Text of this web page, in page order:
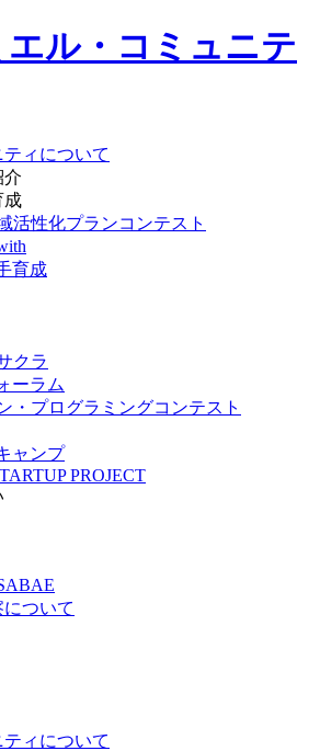
ィについて
介
成
活性化プランコンテスト
育成
クラ
ーラム
・プログラミングコンテスト
ャンプ
PROJECT
ついて
ィについて